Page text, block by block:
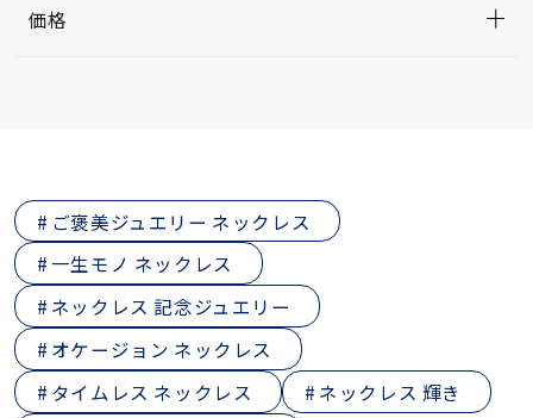
価格
ご褒美ジュエリー ネックレス
一生モノ ネックレス
ネックレス 記念ジュエリー
オケージョン ネックレス
タイムレス ネックレス
ネックレス 輝き